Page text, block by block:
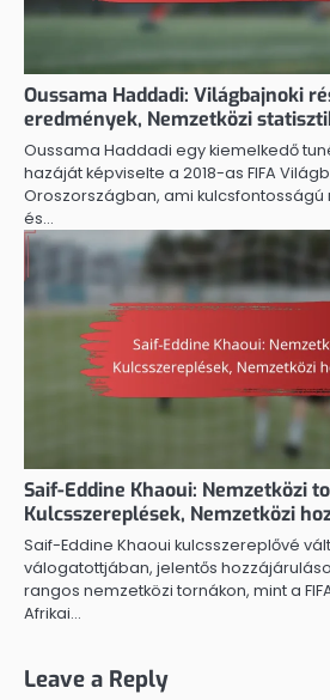
Oussama Haddadi: Világbajnoki
eredmények, Nemzetközi
Oussama Haddadi egy kiemelkedő
hazáját képviselte a 2018-as FIFA
Oroszországban, ami
és…
Saif-Eddine Khaoui: Nemzetközi
Kulcsszereplések, Nemzetközi
Saif-Eddine Khaoui kulcsszereplővé
válogatottjában, jelentős
rangos nemzetközi tornákon, mint a
Afrikai…
Leave a Reply